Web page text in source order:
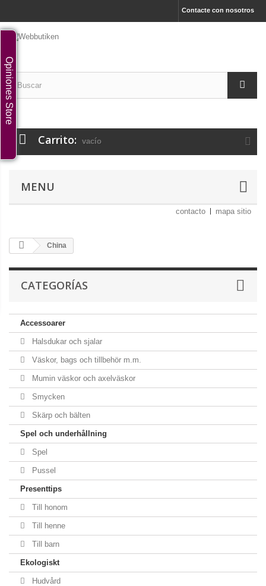
Contacte con nosotros
Carrito: vacío
MENU
contacto mapa sitio
China
CATEGORÍAS
Accessoarer
Halsdukar och sjalar
Väskor, bags och tillbehör m.m.
Mumin väskor och axelväskor
Smycken
Skärp och bälten
Spel och underhållning
Spel
Pussel
Presenttips
Till honom
Till henne
Till barn
Ekologiskt
Hudvård
Opiniones Store